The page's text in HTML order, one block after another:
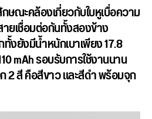
ณะคล้องเกี่ยวกับใบหูเบื่อความ
ยเชื่อมต่อกันทั้งสองข้าง
งยังมีน้ำหนักเบาเพียง 17.8
mAh รอบรับการใช้งานนาน
2 สี คือสีขาว และสีดำ พร้อมจุก